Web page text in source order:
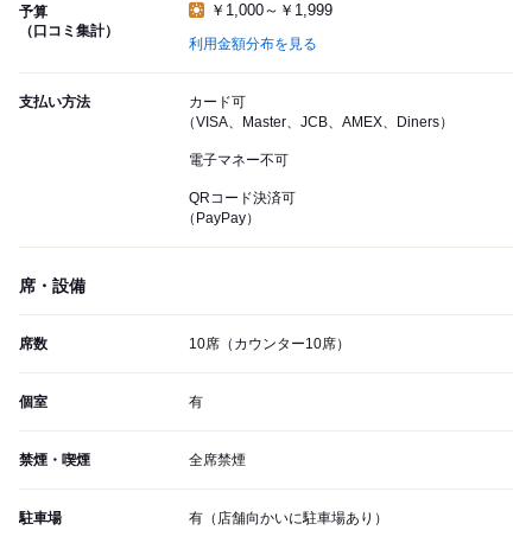
予算
（口コミ集計）
￥1,000～￥1,999
利用金額分布を見る
支払い方法
カード可
（VISA、Master、JCB、AMEX、Diners）
電子マネー不可
QRコード決済可
（PayPay）
席・設備
席数 10席（カウンター10席）
個室 有
禁煙・喫煙 全席禁煙
駐車場 有（店舗向かいに駐車場あり）